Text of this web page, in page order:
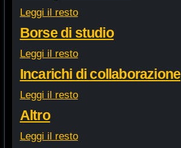
Leggi il resto
Borse di studio
Leggi il resto
Incarichi di collaborazione
Leggi il resto
Altro
Leggi il resto